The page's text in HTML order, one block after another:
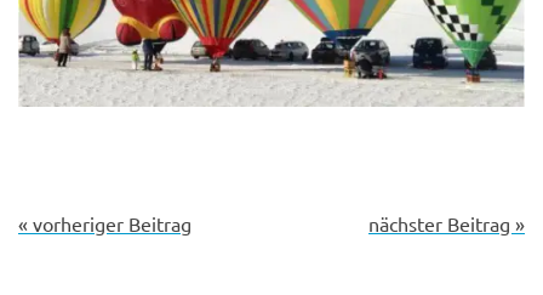
« vorheriger Beitrag nächster Beitrag »